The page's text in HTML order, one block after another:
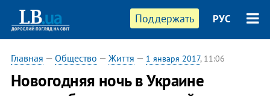
Поддержать РУС
Главная — Общество — Життя — 1 января 2017, 11:06
Новогодняя ночь в Украине